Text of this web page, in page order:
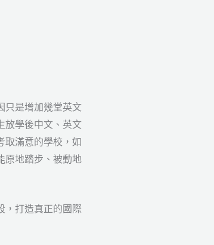
只是增加幾堂英文
放學後中文、英文
取滿意的學校，如
原地踏步、被動地
，打造真正的國際